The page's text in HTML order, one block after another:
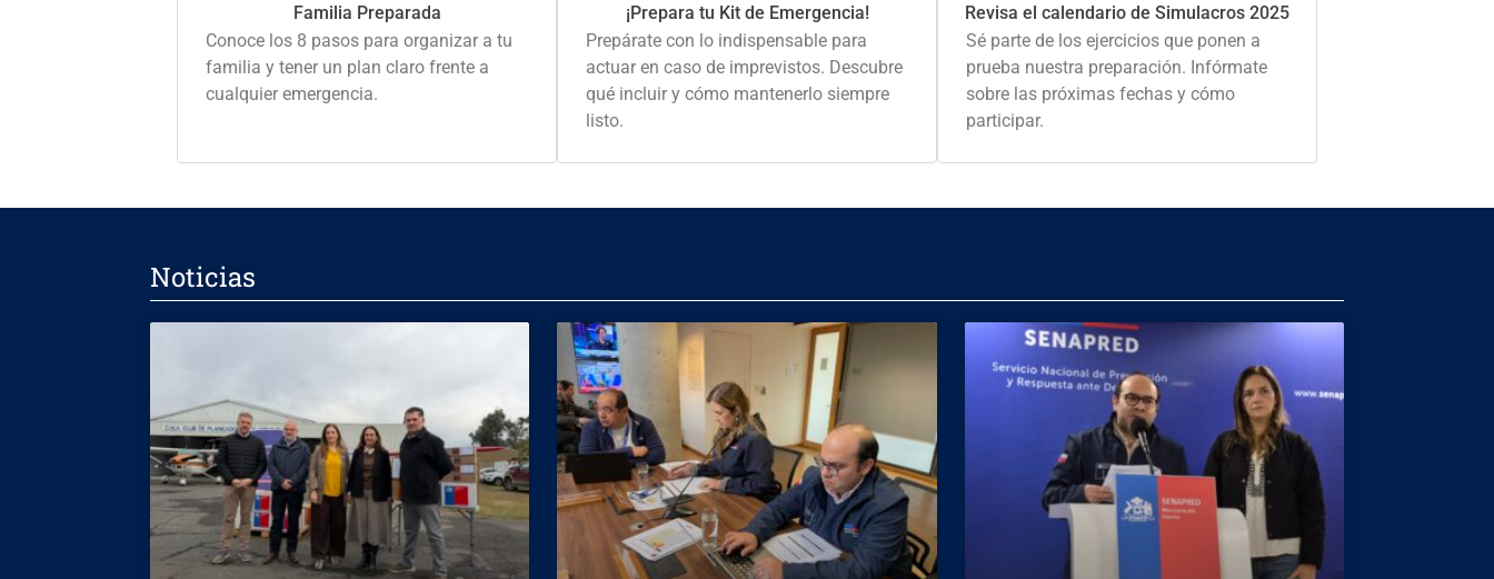
Familia Preparada
Conoce los 8 pasos para organizar a tu
familia y tener un plan claro frente a
cualquier emergencia.
¡Prepara tu Kit de Emergencia!
Prepárate con lo indispensable para
actuar en caso de imprevistos. Descubre
qué incluir y cómo mantenerlo siempre
listo.
Revisa el calendario de Simulacros 2025
Sé parte de los ejercicios que ponen a
prueba nuestra preparación. Infórmate
sobre las próximas fechas y cómo
participar.
Noticias